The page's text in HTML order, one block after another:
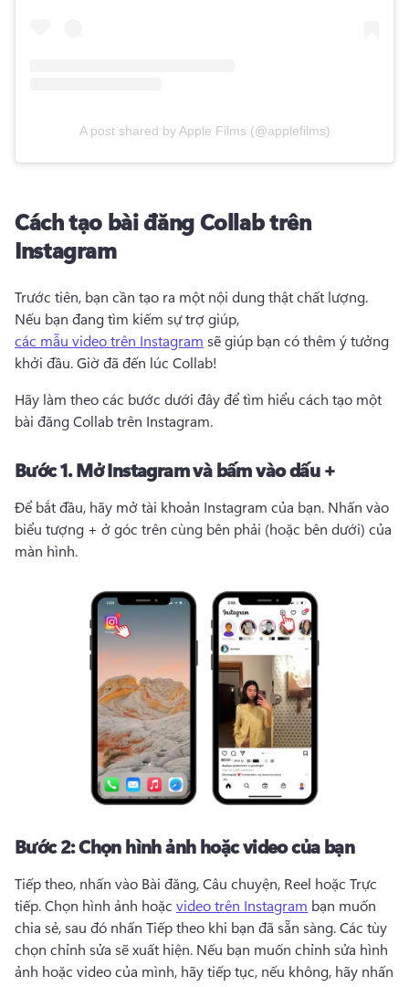
A post shared by Apple Films (@applefilms)
Cách tạo bài đăng Collab trên
Instagram
Trước tiên, bạn cần tạo ra một nội dung thật chất lượng.
Nếu bạn đang tìm kiếm sự trợ giúp,
các mẫu video trên Instagram sẽ giúp bạn có thêm ý tưởng
khởi đầu. Giờ đã đến lúc Collab!
Hãy làm theo các bước dưới đây để tìm hiểu cách tạo một
bài đăng Collab trên Instagram.
Bước 1.Mở Instagram và bấm vào dấu +
Để bắt đầu, hãy mở tài khoản Instagram của bạn. Nhấn vào
biểu tượng + ở góc trên cùng bên phải (hoặc bên dưới) của
màn hình.
Bước 2:Chọn hình ảnh hoặc video của bạn
Tiếp theo, nhấn vào Bài đăng, Câu chuyện, Reel hoặc Trực
tiếp. Chọn hình ảnh hoặc video trên Instagram bạn muốn
chia sẻ, sau đó nhấn Tiếp theo khi bạn đã sẵn sàng. Các tùy
chọn chỉnh sửa sẽ xuất hiện. Nếu bạn muốn chỉnh sửa hình
ảnh hoặc video của mình, hãy tiếp tục, nếu không, hãy nhấn